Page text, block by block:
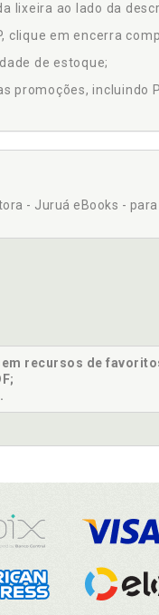
lixeira ao lado da
clique em encerra
de estoque;
incluindo
- Juruá eBooks - para
recursos de